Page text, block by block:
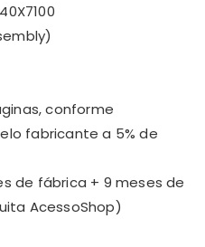
40X7100
conforme
fabricante a 5% de
de fábrica + 9 meses de
AcessoShop)